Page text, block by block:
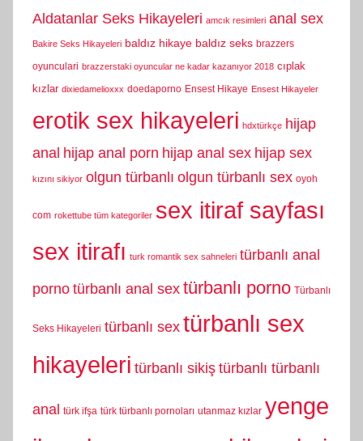
Aldatanlar Seks Hikayeleri amcık resimleri anal sex
Bakire Seks Hikayeleri baldız hikaye baldız seks brazzers
oyunculari brazzerstaki oyuncular ne kadar kazanıyor 2018 cıplak
kızlar dixiedamelioxxx doedaporno Ensest Hikaye Ensest Hikayeler
erotik sex hikayeleri hdxtürkçe hijap
anal hijap anal porn hijap anal sex hijap sex
kızını sikiyor olgun türbanlı olgun türbanlı sex oyoh
com rokettube tüm kategoriler sex itiraf sayfası
sex itirafı turk romantik sex sahneleri türbanlı anal
porno türbanlı anal sex türbanlı porno Türbanlı
Seks Hikayeleri türbanlı sex türbanlı sex
hikayeleri türbanlı sikiş türbanlı türbanlı
anal türk ifşa türk türbanlı pornoları utanmaz kızlar yenge